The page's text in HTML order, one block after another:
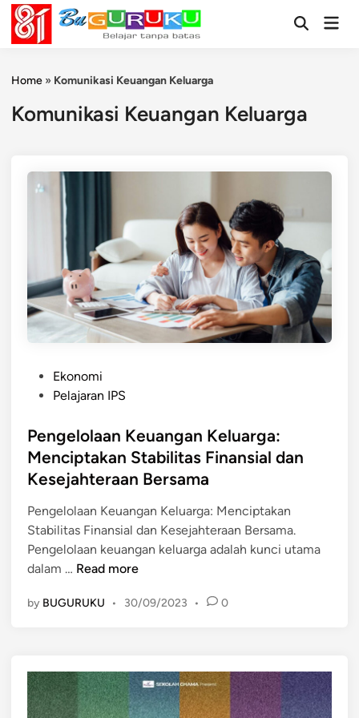
Skip
content
OpenMain
Home » Komunikasi Keuangan Keluarga
Komunikasi Keuangan Keluarga
t
e
d
n
Ekonomi
Pelajaran IPS
Pengelolaan Keuangan Keluarga:
Menciptakan Stabilitas Finansial dan
Kesejahteraan Bersama
Pengelolaan Keuangan Keluarga: Menciptakan
Stabilitas Finansial dan Kesejahteraan Bersama.
Pengelolaan keuangan keluarga adalah kunci utama
dalam … P
n
o
l
Read more
by BUGURUKU • 30/09/2023 • 0